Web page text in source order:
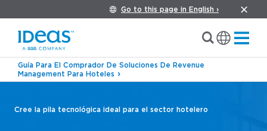
Go to this page in English ›
Guía Para El Comprador De Soluciones De Revenue
Management Para Hoteles
Cree la pila tecnológica ideal para el sector hotelero